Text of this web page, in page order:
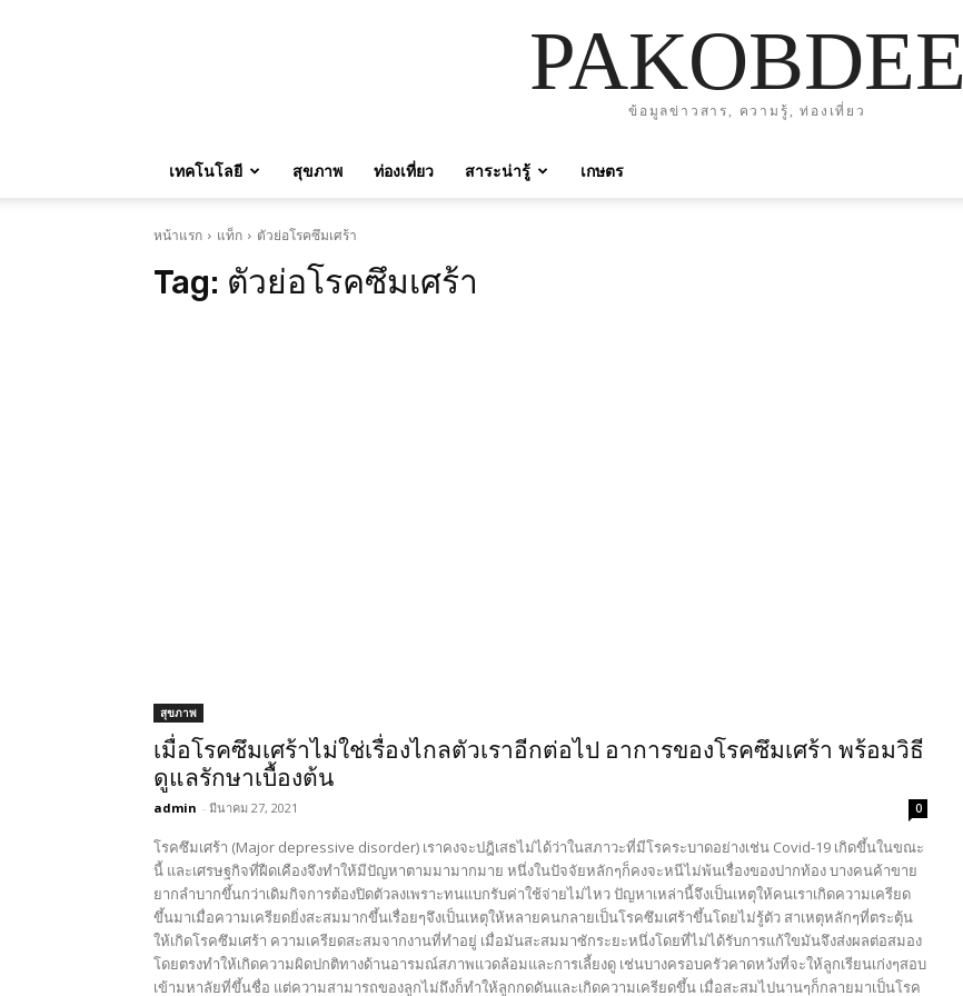
PAKOBDEE
ข้อมูลข่าวสาร, ความรู้, ท่องเที่ยว
เทคโนโลยี สุขภาพ ท่องเที่ยว สาระน่ารู้ เกษตร
หน้าแรก แท็ก ตัวย่อโรคซึมเศร้า
Tag: ตัวย่อโรคซึมเศร้า
สุขภาพ
เมื่อโรคซึมเศร้าไม่ใช่เรื่องไกลตัวเราอีกต่อไป อาการของโรคซึมเศร้า พร้อมวิธี
ดูแลรักษาเบื้องต้น
admin - มีนาคม 27, 2021 0
โรคซึมเศร้า (Major depressive disorder) เราคงจะปฎิเสธไม่ได้ว่าในสภาวะที่มีโรคระบาดอย่างเช่น Covid-19 เกิดขึ้นในขณะ
นี้ และเศรษฐกิจที่ฝืดเคืองจึงทำให้มีปัญหาตามมามากมาย หนึ่งในปัจจัยหลักๆก็คงจะหนีไม่พ้นเรื่องของปากท้อง บางคนค้าขาย
ยากลำบากขึ้นกว่าเดิมกิจการต้องปิดตัวลงเพราะทนแบกรับค่าใช้จ่ายไม่ไหว ปัญหาเหล่านี้จึงเป็นเหตุให้คนเราเกิดความเครียด
ขึ้นมาเมื่อความเครียดยิ่งสะสมมากขึ้นเรื่อยๆจึงเป็นเหตุให้หลายคนกลายเป็นโรคซึมเศร้าขึ้นโดยไม่รู้ตัว สาเหตุหลักๆที่ตระตุ้น
ให้เกิดโรคซึมเศร้า ความเครียดสะสมจากงานที่ทำอยู่ เมื่อมันสะสมมาซักระยะหนึ่งโดยที่ไม่ได้รับการแก้ใขมันจึงส่งผลต่อสมอง
โดยตรงทำให้เกิดความผิดปกติทางด้านอารมณ์สภาพแวดล้อมและการเลี้ยงดู เช่นบางครอบครัวคาดหวังที่จะให้ลูกเรียนเก่งๆสอบ
เข้ามหาลัยที่ขึ้นชื่อ แต่ความสามารถของลูกไม่ถึงก็ทำให้ลูกกดดันและเกิดความเครียดขึ้น เมื่อสะสมไปนานๆก็กลายมาเป็นโรค